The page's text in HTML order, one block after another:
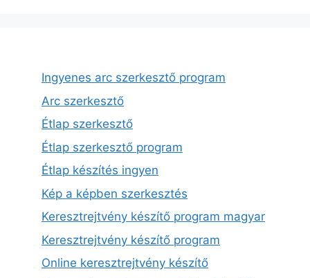
Ingyenes arc szerkesztő program
Arc szerkesztő
Étlap szerkesztő
Étlap szerkesztő program
Étlap készítés ingyen
Kép a képben szerkesztés
Keresztrejtvény készítő program magyar
Keresztrejtvény készítő program
Online keresztrejtvény készítő